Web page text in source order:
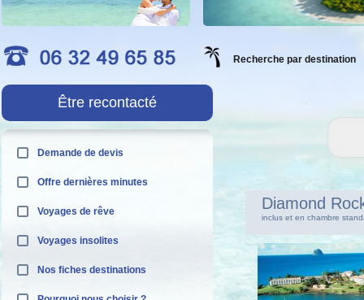
Recherche par destination
Être recontacté
Demande de devis
Offre dernières minutes
Voyages de rêve
Voyages insolites
Nos fiches destinations
Diamond
inclus et en chambre